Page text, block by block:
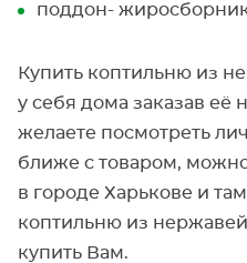
поддон-
Купить коптильню из
у себя дома заказав её
желаете посмотреть
ближе с товаром,
в городе Харькове и
коптильню из
купить Вам.